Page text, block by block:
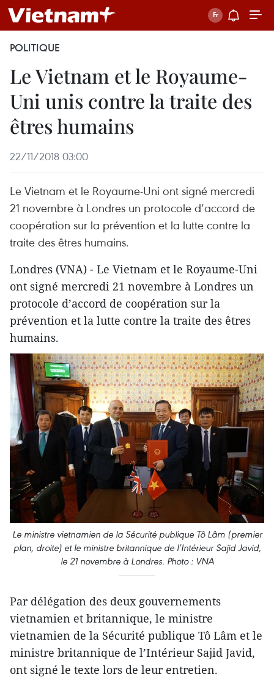
POLITIQUE
Le Vietnam et le Royaume-
Uni unis contre la traite des
êtres humains
22/11/2018 03:00
Le Vietnam et le Royaume-Uni ont signé mercredi
21 novembre à Londres un protocole d’accord de
coopération sur la prévention et la lutte contre la
traite des êtres humains.
Londres (VNA) - Le Vietnam et le Royaume-Uni
ont signé mercredi 21 novembre à Londres un
protocole d’accord de coopération sur la
prévention et la lutte contre la traite des êtres
humains.
Le ministre vietnamien de la Sécurité publique Tô Lâm (premier
plan, droite) et le ministre britannique de l’Intérieur Sajid Javid,
le 21 novembre à Londres. Photo : VNA
Par délégation des deux gouvernements
vietnamien et britannique, le ministre
vietnamien de la Sécurité publique Tô Lâm et le
ministre britannique de l’Intérieur Sajid Javid,
ont signé le texte lors de leur entretien.